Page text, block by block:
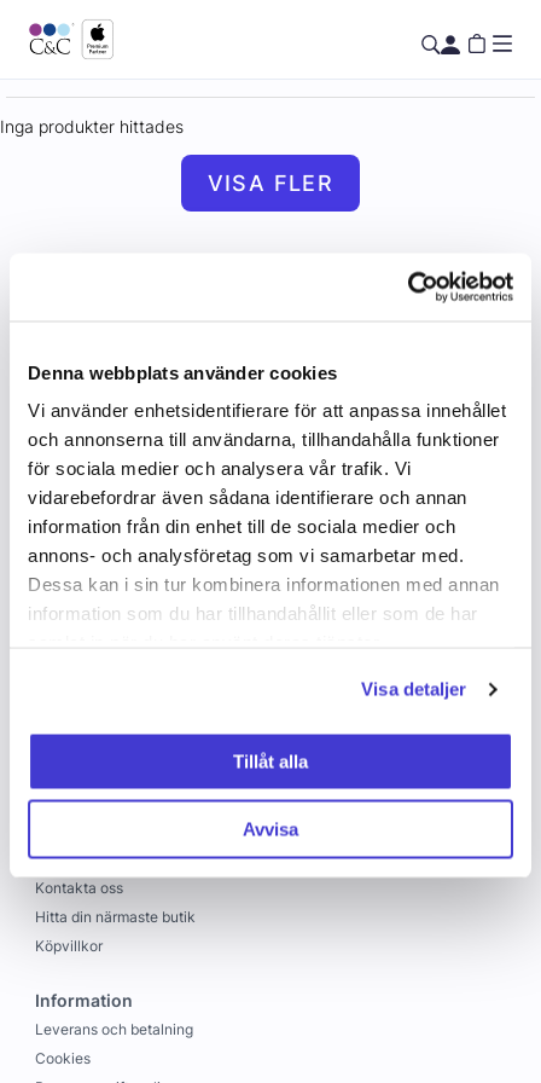
Denna webbplats använder cookies
Vi använder enhetsidentifierare för att anpassa innehållet
och annonserna till användarna, tillhandahålla funktioner
för sociala medier och analysera vår trafik. Vi
vidarebefordrar även sådana identifierare och annan
information från din enhet till de sociala medier och
annons- och analysföretag som vi samarbetar med.
Dessa kan i sin tur kombinera informationen med annan
information som du har tillhandahållit eller som de har
Visa detaljer
Tillåt alla
Avvisa
Inga produkter hittades
VISA FLER
Vendre
C&C
Jobba hos oss
Kontakta oss
Hitta din närmaste butik
Köpvillkor
Information
Leverans och betalning
Cookies